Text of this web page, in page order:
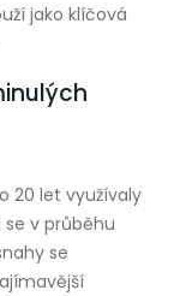
jako klíčová
20 let využívaly
v průběhu
se